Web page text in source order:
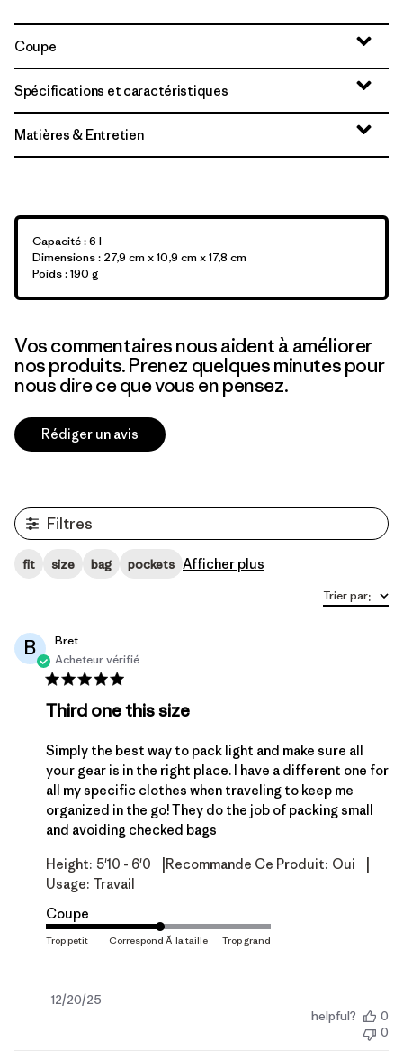
Coupe
Spécifications et caractéristiques
Matières & Entretien
Capacité : 6 l
Dimensions : 27,9 cm x 10,9 cm x 17,8 cm
Poids : 190 g
Vos commentaires nous aident à améliorer
nos produits. Prenez quelques minutes pour
nous dire ce que vous en pensez.
Rédiger un avis
Filtres
fit size bag pockets Afficher plus
Trier par:
B
Bret
Acheteur vérifié
Third one this size
Simply the best way to pack light and make sure all
your gear is in the right place. I have a different one for
all my specific clothes when traveling to keep me
organized in the go! They do the job of packing small
and avoiding checked bags
Height: 5'10 - 6'0 Recommande Ce Produit: Oui
Usage: Travail
Coupe
Date
12/20/25
helpful?
0
0